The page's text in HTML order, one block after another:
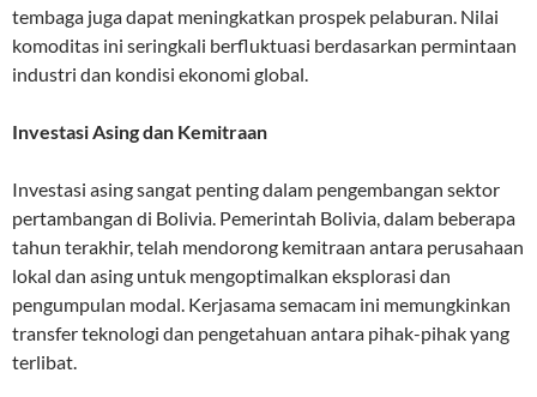
tembaga juga dapat meningkatkan prospek pelaburan. Nilai
komoditas ini seringkali berfluktuasi berdasarkan permintaan
industri dan kondisi ekonomi global.
Investasi Asing dan Kemitraan
Investasi asing sangat penting dalam pengembangan sektor
pertambangan di Bolivia. Pemerintah Bolivia, dalam beberapa
tahun terakhir, telah mendorong kemitraan antara perusahaan
lokal dan asing untuk mengoptimalkan eksplorasi dan
pengumpulan modal. Kerjasama semacam ini memungkinkan
transfer teknologi dan pengetahuan antara pihak-pihak yang
terlibat.